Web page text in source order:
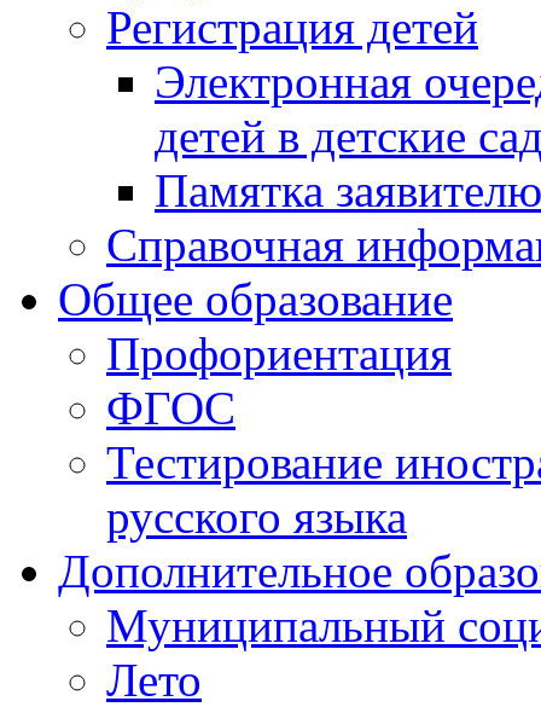
Регистрация детей
Электронная
детей в детские
Памятка заявителю
Справочная
Общее образование
Профориентация
ФГОС
Тестирование
русского языка
Дополнительное
Муниципальный
Лето